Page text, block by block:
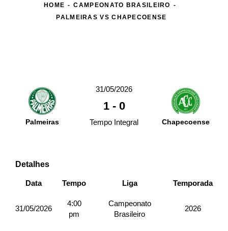
HOME
CAMPEONATO BRASILEIRO
PALMEIRAS VS CHAPECOENSE
Palmeiras Chapecoense
31/05/2026
1- 0
Tempo Integral
Detalhes
Data Tempo Liga Temporada
31/05/2026
4:00
pm
Campeonato
Brasileiro
2026